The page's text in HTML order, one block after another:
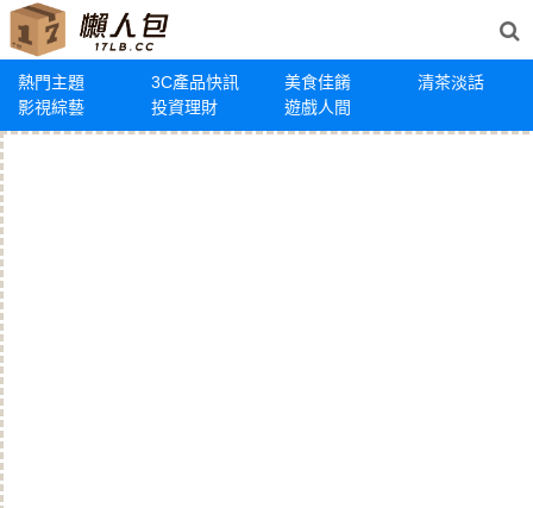
熱門主題 3C產品快訊 美食佳餚
清茶淡話
影視綜藝
投資理財 遊戲人間